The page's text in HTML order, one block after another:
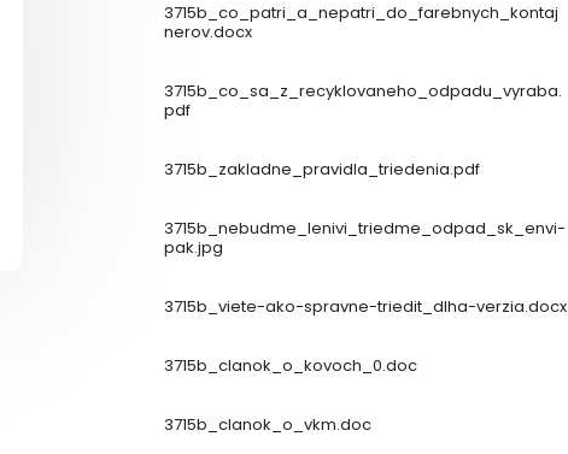
3715b_co_patri_a_nepatri_do_farebnych_kontaj
nerov.docx
3715b_co_sa_z_recyklovaneho_odpadu_vyraba.
pdf
3715b_zakladne_pravidla_triedenia.pdf
3715b_nebudme_lenivi_triedme_odpad_sk_envi-
pak.jpg
3715b_viete-ako-spravne-triedit_dlha-verzia.docx
3715b_clanok_o_kovoch_0.doc
3715b_clanok_o_vkm.doc